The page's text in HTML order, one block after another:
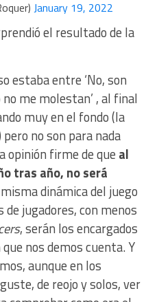
January 19, 2022
el resultado de la
estaba entre ‘No, son
no me molestan’ , al final
muy en el fondo (la
no son para nada
opinión firme de que al
tras año, no será
dinámica del juego
jugadores, con menos
, serán los encargados
nos demos cuenta. Y
aunque en los
de reojo y solos, ver